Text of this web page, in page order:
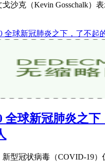
戈沙克（Kevin Gosschalk）
全球新冠肺炎之下
新型冠状病毒（COVID-19